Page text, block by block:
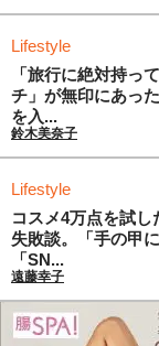
Lifestyle
「旅行に絶対持っ
チ」が無印にあっ
を入...
鈴木美奈子
Lifestyle
コスメ4万点を試し
失敗談。「手の甲
「SN...
遠藤幸子